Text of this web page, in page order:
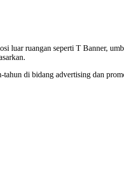
luar ruangan seperti T Banner,
tahun di bidang advertising dan